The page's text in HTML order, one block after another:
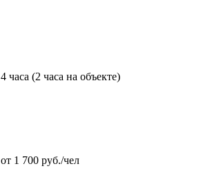
4 часа (2 часа на объекте)
от 1 700 руб./чел